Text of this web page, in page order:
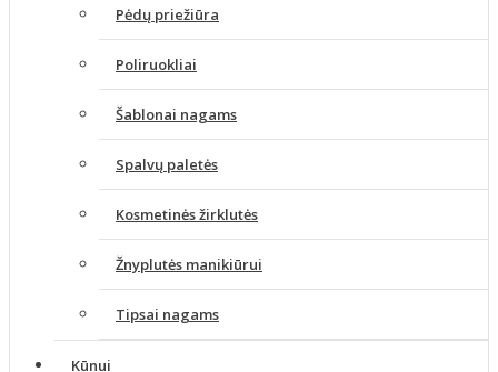
Pėdų priežiūra
Poliruokliai
Šablonai nagams
Spalvų paletės
Kosmetinės žirklutės
Žnyplutės manikiūrui
Tipsai nagams
Kūnui